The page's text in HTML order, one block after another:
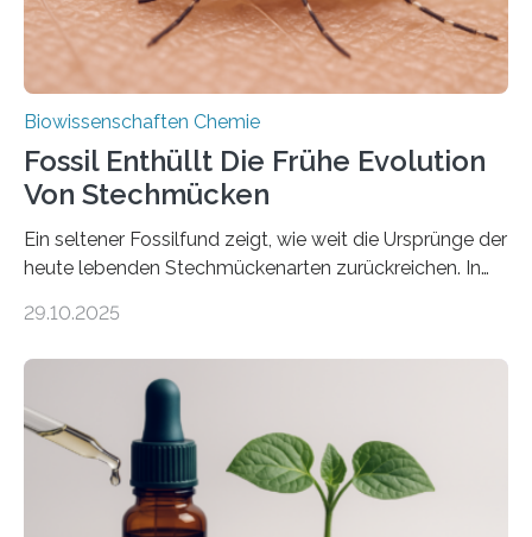
Biowissenschaften Chemie
Fossil Enthüllt Die Frühe Evolution
Von Stechmücken
Ein seltener Fossilfund zeigt, wie weit die Ursprünge der
heute lebenden Stechmückenarten zurückreichen. In
Forschende die bisher älteste bekannte Stechmücken-
Region Kachin in Myanmar und hat sich in
ausgezeichnetem Zustand erhalten. Es konnte als neue
Art einer neuen Gattung beschrieben werden und trägt
nun den Namen Cretosabethes primaevus. Dieser erste
fossile Nachweis einer Stechmückenlarve in Bernstein
stellt gleichzeitig den ersten Fossilfund einer
29.10.2025